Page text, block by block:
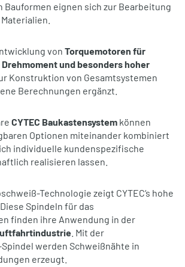
eignen sich zur Bearbeitung
von Torquemotoren für
und besonders hoher
Konstruktion von Gesamtsystemen
Berechnungen ergänzt.
CYTEC Baukastensystem können
Optionen miteinander kombiniert
individuelle kundenspezifische
realisieren lassen.
Technologie zeigt CYTEC‘s hohe
Spindeln für das
finden ihre Anwendung in der
. Mit der
werden Schweißnähte in
erzeugt.